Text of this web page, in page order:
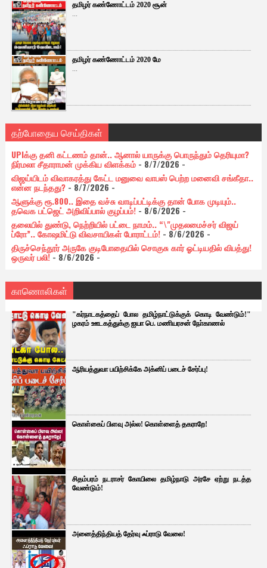
தமிழர் கண்ணோட்டம் 2020 சூன்
...
தமிழர் கண்ணோட்டம் 2020 மே
...
தற்போதைய செய்திகள்
UPIக்கு தனி கட்டணம் தான்.. ஆனால் யாருக்கு பொருந்தும் தெரியுமா?
நிர்மலா சீதாராமன் முக்கிய விளக்கம்- 8/7/2026 -
விஜய்யிடம் விவாகரத்து கேட்ட மனுவை வாபஸ் பெற்ற மனைவி சங்கீதா..
என்ன நடந்தது?- 8/7/2026 -
ஆளுக்கு ரூ.800.. இதை வச்சு வாடிப்பட்டிக்கு தான் போக முடியும்..
தவெக பட்ஜெட் அறிவிப்பால் குழப்பம்!- 8/6/2026 -
தலையில் துண்டு, நெற்றியில் பட்டை நாமம்.. “\"முதலமைச்சர் விஜய்
ப்ரோ”.. கோஷமிட்டு விவசாயிகள் போராட்டம்!- 8/6/2026 -
திருச்செந்தூர் அருகே குடிபோதையில் சொகுசு கார் ஓட்டியதில் விபத்து!
ஒருவர் பலி!- 8/6/2026-
காணொலிகள்
"கர்நாடகத்தைப் போல தமிழ்நாட்டுக்குக் கொடி வேண்டும்!"
ழகரம் ஊடகத்துக்கு ஐயா பெ. மணியரசன் நோ்காணல்
ஆரியத்துவா பயிற்சிக்கே அக்னிப் படைச் சேர்ப்பு!
கொள்கைப் பிளவு அல்ல! கொள்ளைத் தகராறே!
சிதம்பரம் நடராசர் கோயிலை தமிழ்நாடு அரசே ஏற்று நடத்த
வேண்டும்!
அனைத்திந்தியத் தேர்வு ஃப்ராடு வேலை!